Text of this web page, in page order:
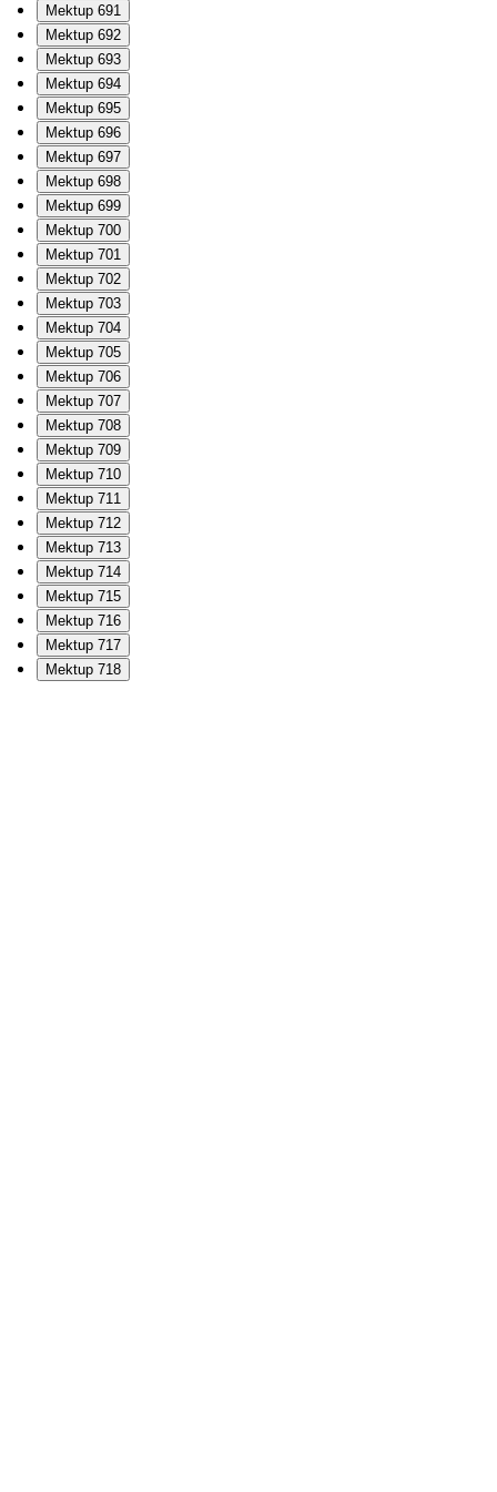
Mektup 691
Mektup 692
Mektup 693
Mektup 694
Mektup 695
Mektup 696
Mektup 697
Mektup 698
Mektup 699
Mektup 700
Mektup 701
Mektup 702
Mektup 703
Mektup 704
Mektup 705
Mektup 706
Mektup 707
Mektup 708
Mektup 709
Mektup 710
Mektup 711
Mektup 712
Mektup 713
Mektup 714
Mektup 715
Mektup 716
Mektup 717
Mektup 718